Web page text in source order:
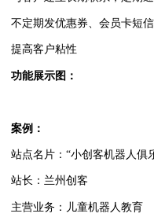
不定期发优惠券、会员卡短信
提高客户粘性
功能展示图：
案例：
站点名片：“小创客机器人俱
站长：兰州创客
主营业务：儿童机器人教育